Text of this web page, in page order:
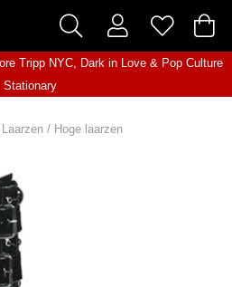
Tripp NYC, Dark in Love& Pop Culture
Stationary
Laarzen / Hoge laarzen